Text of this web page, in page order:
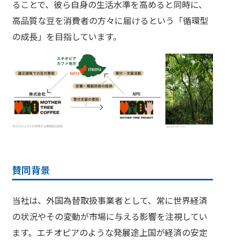
ることで、彼ら自身の生活水準を高めると同時に、
高品質な豆を消費者の方々に届けるという「循環型
の成長」を目指しています。
賛同背景
当社は、外国為替取扱事業者として、常に世界経済
の状況やその変動が市場に与える影響を注視してい
ます。エチオピアのような発展途上国が経済の安定